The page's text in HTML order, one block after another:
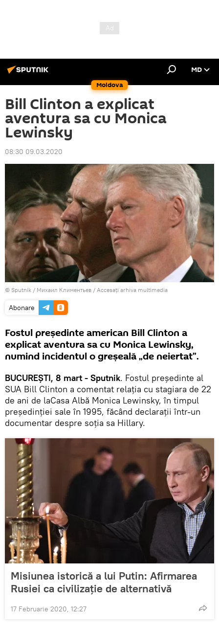
Moldova
MD
Bill Clinton a explicat
aventura sa cu Monica
Lewinsky
08:30 09.03.2020
© Sputnik / Михаил Климентьев / Accesați arhiva multimedia
Abonare
Fostul președinte american Bill Clinton a
explicat aventura sa cu Monica Lewinsky,
numind incidentul o greșeală „de neiertat”.
BUCUREȘTI, 8 mart - Sputnik. Fostul președinte al
SUA Bill Clinton a comentat relația cu stagiara de 22
de ani de laCasa Albă Monica Lewinsky, în timpul
președinției sale în 1995, făcând declarații într-un
documentar despre soția sa Hillary.
Misiunea istorică a lui Putin: Afirmarea
Rusiei ca civilizație de alternativă
17 Februarie 2020, 12:27